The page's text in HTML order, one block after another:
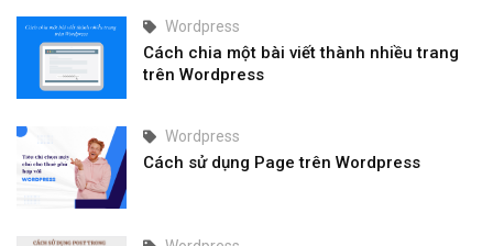
Wordpress
Cách chia một bài viết thành nhiều trang
trên Wordpress
Wordpress
Cách sử dụng Page trên Wordpress